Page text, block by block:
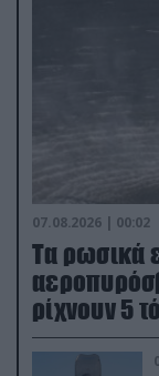
07.08.2026 | 00:02
Τα ρωσικά
ρίχνουν 5